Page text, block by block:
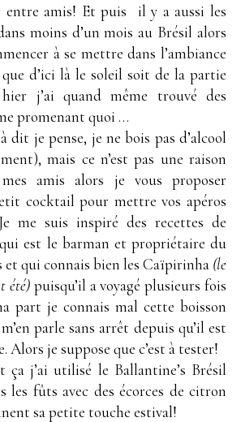
entre amis! Et puis il y a aussi les
moins d’un mois au Brésil alors
à se mettre dans l’ambiance
d’ici là le soleil soit de la partie
j’ai quand même trouvé des
promenant quoi …
dit je pense, je ne bois pas d’alcool
mais ce n’est pas une raison
amis alors je vous proposer
cocktail pour mettre vos apéros
me suis inspiré des recettes de
est le barman et propriétaire du
et qui connais bien les Caïpirinha (le
été) puisqu’il a voyagé plusieurs fois
part je connais mal cette boisson
parle sans arrêt depuis qu’il est
Alors je suppose que c’est à tester!
ça j’ai utilisé le Ballantine’s Brésil
les fûts avec des écorces de citron
sa petite touche estival!